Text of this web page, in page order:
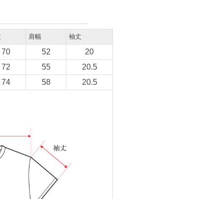
肩幅 袖丈
70 52
20
72
55
20.5
74
58 20.5